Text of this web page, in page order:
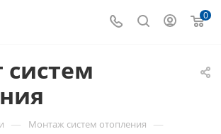
0
систем
— Монтаж систем отопления —